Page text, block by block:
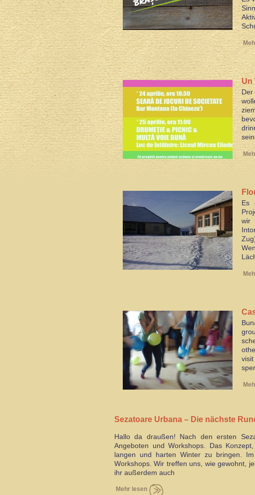
Un
Der
Es
wir
Sezatoare Urbana – Die nächste
Hallo da draußen! Nach den ersten
Angeboten und Workshops. Das
langen und harten Winter zu bringen.
Workshops. Wir treffen uns, wie gewohnt,
ihr außerdem auch
Mehr lesen